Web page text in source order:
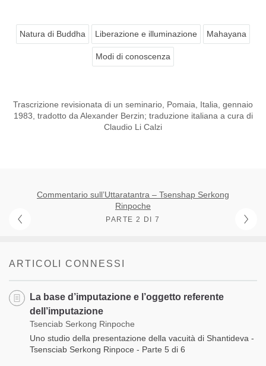
Natura di Buddha Liberazione e illuminazione Mahayana
Modi di conoscenza
Trascrizione revisionata di un seminario, Pomaia, Italia, gennaio
1983, tradotto da Alexander Berzin; traduzione italiana a cura di
Claudio Li Calzi
Commentario sull’Uttaratantra – Tsenshap Serkong
Rinpoche
PARTE 2 DI 7
ARTICOLI CONNESSI
La base d’imputazione e l’oggetto referente
dell’imputazione
Tsenciab Serkong Rinpoche
Uno studio della presentazione della vacuità di Shantideva -
Tsensciab Serkong Rinpoce - Parte 5 di 6